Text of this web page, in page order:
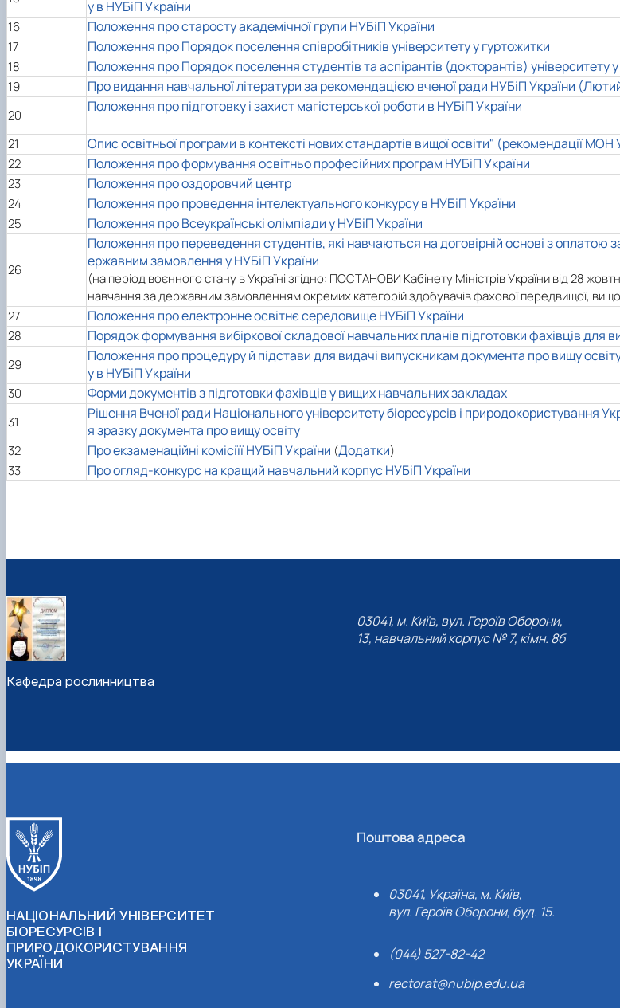
у в НУБіП України
16
Положення про старосту академічної групи НУБіП України
17
Положення про Порядок поселення спiвробiтників університету у гуртожитки
18
Положення про Порядок поселення студентів та аспірантів (докторантів) університету
19
Про видання навчальної літератури за рекомендацією вченої ради НУБіП України
20
Положення про підготовку і захист магістерської роботи в НУБіП України
21
Опис освітньої програми в контексті нових стандартів вищої освіти" (рекомендації МОН
22
Положення про формування освітньо професійних програм НУБіП України
23
Положення про оздоровчий центр
24
Положення про проведення інтелектуального конкурсу в НУБіП України
25
Положення про Всеукраїнські олімпіади у НУБіП України
26
Положення про переведення студентів, які навчаються на договірній основі з оплатою
ержавним замовлення у НУБіП України
(на період воєнного стану в Україні згідно: ПОСТАНОВИ Кабінету Міністрів України від 28
навчання за державним замовленням окремих категорій здобувачів фахової передвищої,
27 Положення про електронне освітнє середовище НУБіП України
28
Порядок формування вибіркової складової навчальних планів підготовки фахівців для
29
Положення про процедуру й підстави для видачі випускникам документа про вищу
у в НУБіП України
30
Форми документів з підготовки фахівців у вищих навчальних закладах
31
Рішення Вченої ради Національного університету біоресурсів і природокористування
я зразку документа про вищу освіту
32
Про екзаменаційні комісіїїНУБіП України (Додатки)
33
Про огляд-конкурс на кращий навчальний корпусНУБіП України
Кафедра рослинництва
03041, м. Київ, вул. Героїв Оборони,
13, навчальний корпус № 7, кімн. 8б
НАЦІОНАЛЬНИЙ УНІВЕРСИТЕТ
БІОРЕСУРСІВ І
ПРИРОДОКОРИСТУВАННЯ
УКРАЇНИ
Поштова адреса
03041, Україна, м. Київ,
вул. Героїв Оборони, буд. 15.
(044) 527-82-42
rectorat@nubip.edu.ua